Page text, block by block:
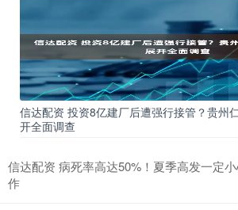
信达配资 投资8亿建厂后遭强行接管？贵州
开全面调查
信达配资 病死率高达50%！夏季高发一定
作